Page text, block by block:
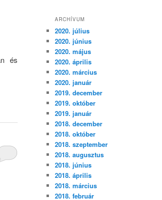
és
ARCHÍVUM
2020. július
2020. június
2020. május
2020. április
2020. március
2020. január
2019. december
2019. október
2019. január
2018. december
2018. október
2018. szeptember
2018. augusztus
2018. június
2018. április
2018. március
2018. február